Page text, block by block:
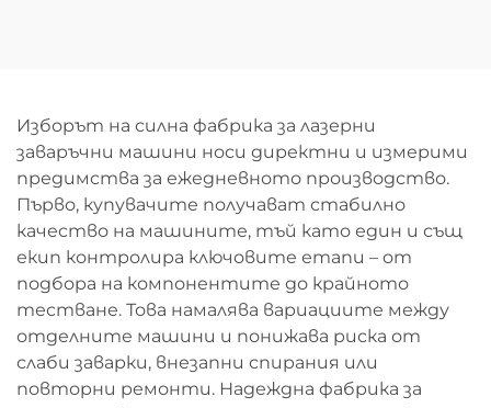
Изборът на силна фабрика за лазерни
заваръчни машини носи директни и измерими
предимства за ежедневното производство.
Първо, купувачите получават стабилно
качество на машините, тъй като един и същ
екип контролира ключовите етапи – от
подбора на компонентите до крайното
тестване. Това намалява вариациите между
отделните машини и понижава риска от
слаби заварки, внезапни спирания или
повторни ремонти. Надеждна фабрика за